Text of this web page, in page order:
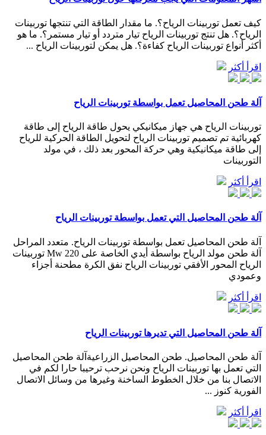
كيف تعمل توربينات الرياح؟. ما مقدار الطاقة التي تنتجها توربينات
الرياح؟. هل تنتج توربينات الرياح تيار متردد أو تيار مستمر؟. ما هو
أكثر أنواع توربينات الرياح كفاءة؟. هل يمكن لتوربينات الرياح ...
اقرأ أكثر
آلة طحن المحاصيل تعمل بواسطة توربينات الرياح
توربينات الرياح هي جهاز ميكانيكي يحول طاقة الرياح إلى طاقة
كهربائية تم تصميم توربينات الرياح لتحويل الطاقة الحركية للرياح
إلى طاقة ميكانيكية وهي حركة المحور بعد ذلك ، في مولد
التوربينات
اقرأ أكثر
آلة طحن المحاصيل التي تعمل بواسطة توربينات الرياح
آلة طحن المحاصيل تعمل بواسطة توربينات الرياح. متعدد المراحل
آلة طحن مولد الرياح بواسطة أيدي الخاصة على 220 Mw توربينات
الرياح المحور الأفقي توربينات الرياح نفق الكرة مطحنة أجزاء
وعمودي
اقرأ أكثر
آلة طحن المحاصيل التي تديرها توربينات الرياح
آلة طحن المحاصيل. طحن المحاصيل الزراعيةآلة طحن المحاصيل
التي تعمل بها توربينات الرياح ونحن نرحب ترحيبا حارا لكم في
الاتصال بنا من خلال الخطوط الساخنة وغيرها من وسائل الاتصال
الفورية كنوز ...
اقرأ أكثر